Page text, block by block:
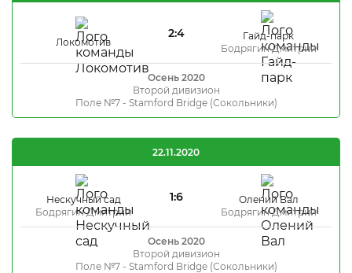
Локомотив
2:4
Гайд-парк
Бодрягин Дмитрий
Осень 2020
Второй дивизион
Поле №7 - Stamford Bridge (Сокольники)
Нескучный сад
Бодрягин Дмитрий
1:6
Олений Вал
Бодрягин Дмитрий
22.11.2020
Осень 2020
Второй дивизион
Поле №7 - Stamford Bridge (Сокольники)